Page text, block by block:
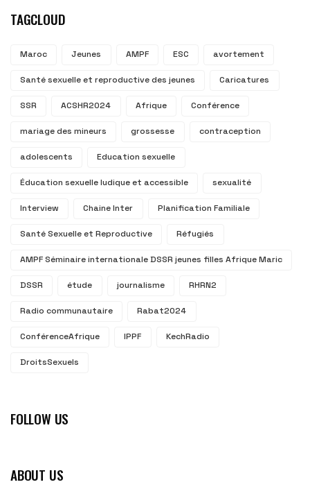
TAGCLOUD
Maroc Jeunes AMPF ESC avortement
Santé sexuelle et reproductive des jeunes Caricatures
SSR ACSHR2024 Afrique Conférence
mariage des mineurs grossesse contraception
adolescents Education sexuelle
Éducation sexuelle ludique et accessible sexualité
Interview Chaine Inter Planification Familiale
Santé Sexuelle et Reproductive Réfugiés
AMPF Séminaire internationale DSSR jeunes filles Afrique Maric
DSSR étude journalisme RHRN2
Radio communautaire Rabat2024
ConférenceAfrique IPPF KechRadio
DroitsSexuels
FOLLOW US
ABOUT US